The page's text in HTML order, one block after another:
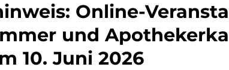
Online-
und
10. Juni 2026